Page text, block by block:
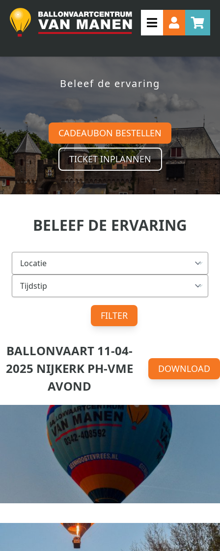
Beleef de ervaring
CADEAUBON BESTELLEN
TICKET INPLANNEN
BELEEF DE ERVARING
FILTER
BALLONVAART 11-04-
2025 NIJKERK PH-VME
AVOND
DOWNLOAD